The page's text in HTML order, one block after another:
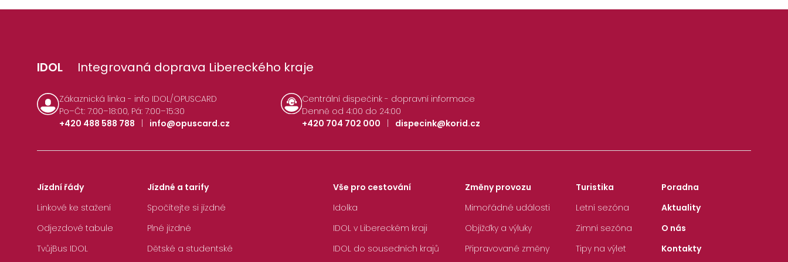
IDOL Integrovaná doprava Libereckého kraje
Zákaznická linka - info IDOL/OPUSCARD
Po–Čt: 7:00–18:00, Pá: 7:00–15:30
+420 488 588 788
| info@opuscard.cz
Centrální dispečink - dopravní informace
Denně od 4:00 do 24:00
+420 704 702 000
| dispecink@korid.cz
Jízdní řády
Linkové ke stažení
Odjezdové tabule
TvůjBus IDOL
Jízdné a tarify
Spočítejte si jízdné
Plné jízdné
Dětské a studentské
Vše pro cestování
Idolka
IDOL v Libereckém kraji
IDOL do sousedních krajů
Změny provozu
Mimořádné události
Objížďky a výluky
Připravované změny
Turistika
Letní sezóna
Zimní sezóna
Tipy na výlet
Poradna
Aktuality
O nás
Kontakty